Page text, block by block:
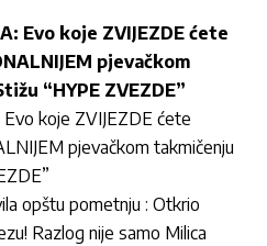
Evo koje ZVIJEZDE ćete
pjevačkom
“HYPE ZVEZDE”
Evo koje ZVIJEZDE ćete
pjevačkom takmičenju
opštu pometnju : Otkrio
Razlog nije samo Milica